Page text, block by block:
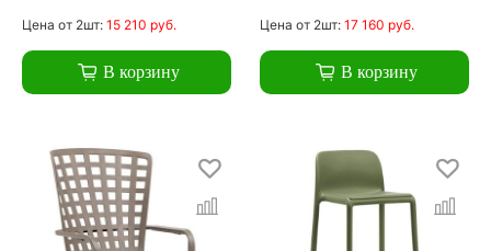
Цена от 2шт: 15 210 руб.
В корзину
Цена от 2шт: 17 160 руб.
В корзину